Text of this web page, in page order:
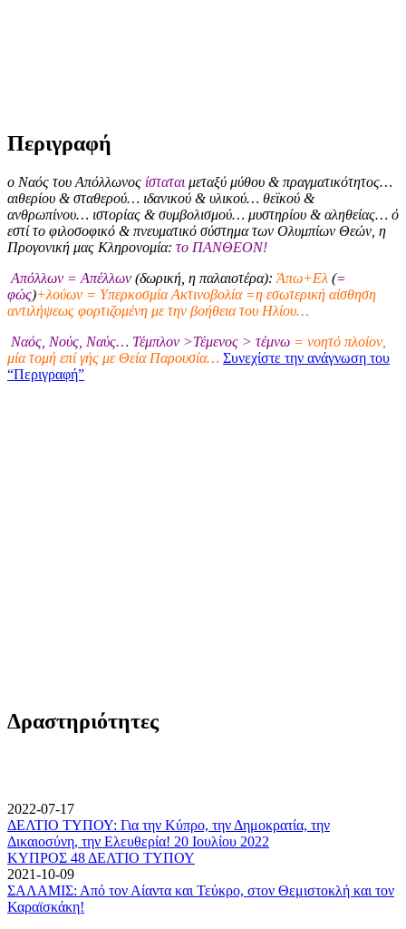
Περιγραφή
ο Ναός του Απόλλωνος ίσταται μεταξύ μύθου & πραγματικότητος…
αιθερίου & σταθερού… ιδανικού & υλικού… θεϊκού &
ανθρωπίνου… ιστορίας & συμβολισμού… μυστηρίου & αληθείας… ό
εστί το φιλοσοφικό & πνευματικό σύστημα των Ολυμπίων Θεών, η
Προγονική μας Κληρονομία: το ΠΑΝΘΕΟΝ!
Απόλλων = Απέλλων (δωρική, η παλαιοτέρα): Άπω+Ελ (=
φώς)+λούων = Υπερκοσμία Ακτινοβολία =η εσωτερική αίσθηση
αντιλήψεως φορτιζομένη με την βοήθεια του Ηλίου…
Ναός, Νούς, Ναύς… Τέμπλον >Τέμενος > τέμνω = νοητό πλοίον,
μία τομή επί γής με Θεία Παρουσία… Συνεχίστε την ανάγνωση του
“Περιγραφή”
Δραστηριότητες
2022-07-17
ΔΕΛΤΙΟ ΤΥΠΟΥ: Για την Κύπρο, την Δημοκρατία, την
Δικαιοσύνη, την Ελευθερία! 20 Ιουλίου 2022
ΚΥΠΡΟΣ 48 ΔΕΛΤΙΟ ΤΥΠΟΥ
2021-10-09
ΣΑΛΑΜΙΣ: Από τον Αίαντα και Τεύκρο, στον Θεμιστοκλή και τον
Καραϊσκάκη!